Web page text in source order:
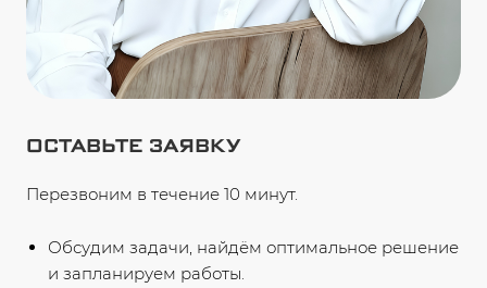
ОСТАВЬТЕ ЗАЯВКУ
Перезвоним в течение 10 минут.
Обсудим задачи, найдём оптимальное решение
и запланируем работы.